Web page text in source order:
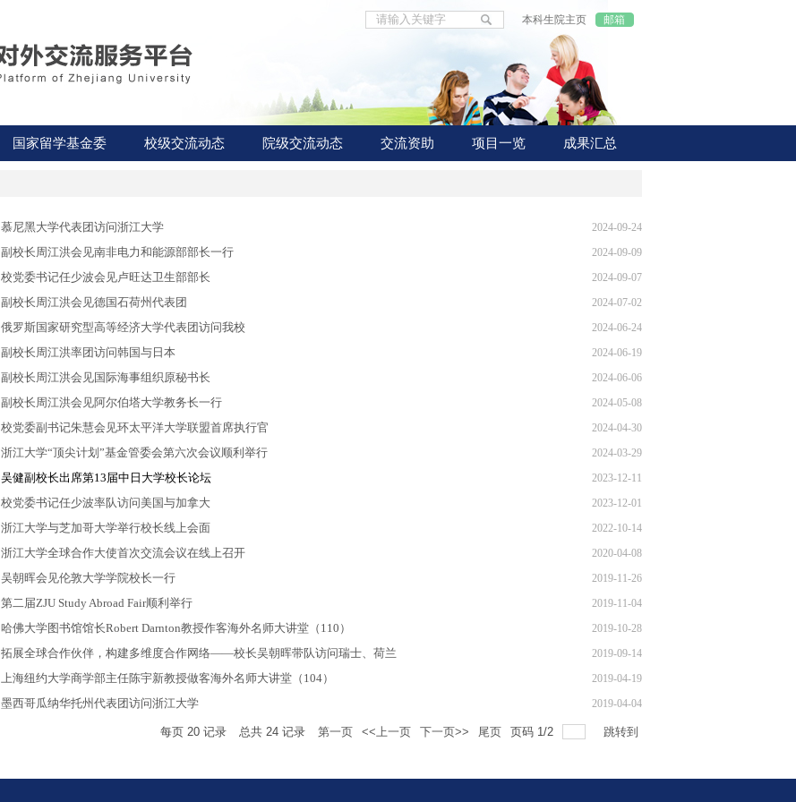
本科生院主页 邮箱
国家留学基金委 校级交流动态 院级交流动态 交流资助 项目一览 成果汇总
慕尼黑大学代表团访问浙江大学 2024-09-24
副校长周江洪会见南非电力和能源部部长一行 2024-09-09
校党委书记任少波会见卢旺达卫生部部长 2024-09-07
副校长周江洪会见德国石荷州代表团 2024-07-02
俄罗斯国家研究型高等经济大学代表团访问我校 2024-06-24
副校长周江洪率团访问韩国与日本 2024-06-19
副校长周江洪会见国际海事组织原秘书长 2024-06-06
副校长周江洪会见阿尔伯塔大学教务长一行 2024-05-08
校党委副书记朱慧会见环太平洋大学联盟首席执行官 2024-04-30
浙江大学“顶尖计划”基金管委会第六次会议顺利举行 2024-03-29
吴健副校长出席第13届中日大学校长论坛 2023-12-11
校党委书记任少波率队访问美国与加拿大 2023-12-01
浙江大学与芝加哥大学举行校长线上会面 2022-10-14
浙江大学全球合作大使首次交流会议在线上召开 2020-04-08
吴朝晖会见伦敦大学学院校长一行 2019-11-26
第二届ZJU Study Abroad Fair顺利举行 2019-11-04
哈佛大学图书馆馆长Robert Darnton教授作客海外名师大讲堂（110） 2019-10-28
拓展全球合作伙伴，构建多维度合作网络——校长吴朝晖带队访问瑞士、荷兰 2019-09-14
上海纽约大学商学部主任陈宇新教授做客海外名师大讲堂（104） 2019-04-19
墨西哥瓜纳华托州代表团访问浙江大学 2019-04-04
每页 20 记录 总共 24 记录 第一页 <<上一页 下一页>> 尾页 页码 1/2 跳转到